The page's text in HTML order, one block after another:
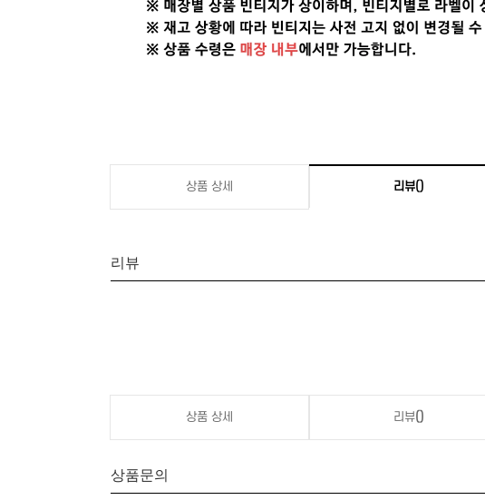
상품 상세 리뷰()
리뷰
상품 상세 리뷰()
상품문의